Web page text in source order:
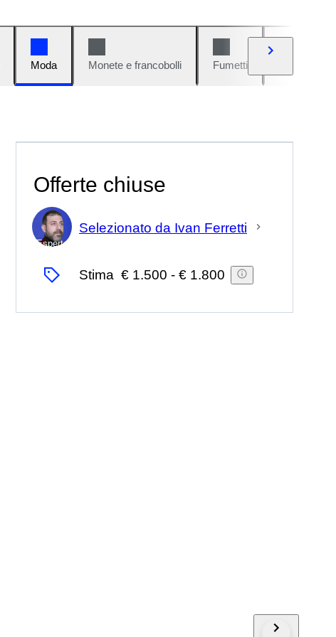
Moda Monete e francobolli Fumetti
Offerte chiuse
Esperto
Selezionato da Ivan Ferretti
Stima € 1.500 - € 1.800